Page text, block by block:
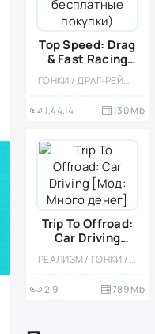
Top Speed: Drag
& Fast Racing
(Мод,
бесплатныеГОНКИ / ДРАГ-РЕЙСИНГ / ОДНОПОЛЬЗОВАТЕЛЬСКИЕ / СТИЛИЗАЦИЯ / ОФЛАЙН / МОД / АРКАДЫ / ВСТРОЕННЫЙ КЕШ
1.44.14 130 Mb
Trip To Offroad:
Car Driving
[Мод: Много
денег]
РЕАЛИЗМ / ГОНКИ / ЭКСТРЕМАЛЬНАЯ ЕЗДА / ОДНОПОЛЬЗОВАТЕЛЬСКИЕ / ОФЛАЙН / ОТКРЫТЫЙ МИР / МОД / 3D / БОЛЬШАЯ
2.9 789 Mb